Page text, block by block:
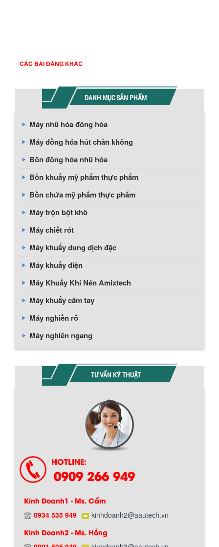
CÁC BÀI ĐĂNG KHÁC
DANH MỤC SẢN PHẨM
Máy nhũ hóa đồng hóa
Máy đồng hóa hút chân không
Bồn đồng hóa nhũ hóa
Bồn khuấy mỹ phẩm thực phẩm
Bồn chứa mỹ phẩm thực phẩm
Máy trộn bột khô
Máy chiết rót
Máy khuấy dung dịch đặc
Máy khuấy điện
Máy Khuấy Khí Nén Amixtech
Máy khuấy cầm tay
Máy nghiền rổ
Máy nghiền ngang
TƯ VẤN KỸ THUẬT
HOTLINE:
0909 266 949
Kinh Doanh1 - Ms. Cẩm
0934 535 949 kinhdoanh2@aautech.vn
Kinh Doanh2 - Ms. HồngBồn chứa giải nhiệt sơn, mực in có cấu
tạo gồm 2 lớp inox và được dùng để